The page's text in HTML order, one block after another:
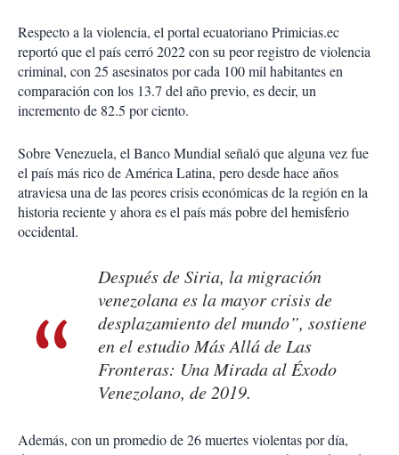
Respecto a la violencia, el portal ecuatoriano Primicias.ec
reportó que el país cerró 2022 con su peor registro de violencia
criminal, con 25 asesinatos por cada 100 mil habitantes en
comparación con los 13.7 del año previo, es decir, un
incremento de 82.5 por ciento.
Sobre Venezuela, el Banco Mundial señaló que alguna vez fue
el país más rico de América Latina, pero desde hace años
atraviesa una de las peores crisis económicas de la región en la
historia reciente y ahora es el país más pobre del hemisferio
occidental.
Después de Siria, la migración
venezolana es la mayor crisis de
desplazamiento del mundo”, sostiene
en el estudio Más Allá de Las
Fronteras: Una Mirada al Éxodo
Venezolano, de 2019.
Además, con un promedio de 26 muertes violentas por día,